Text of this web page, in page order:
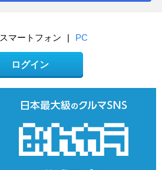
スマートフォン | PC
ログイン